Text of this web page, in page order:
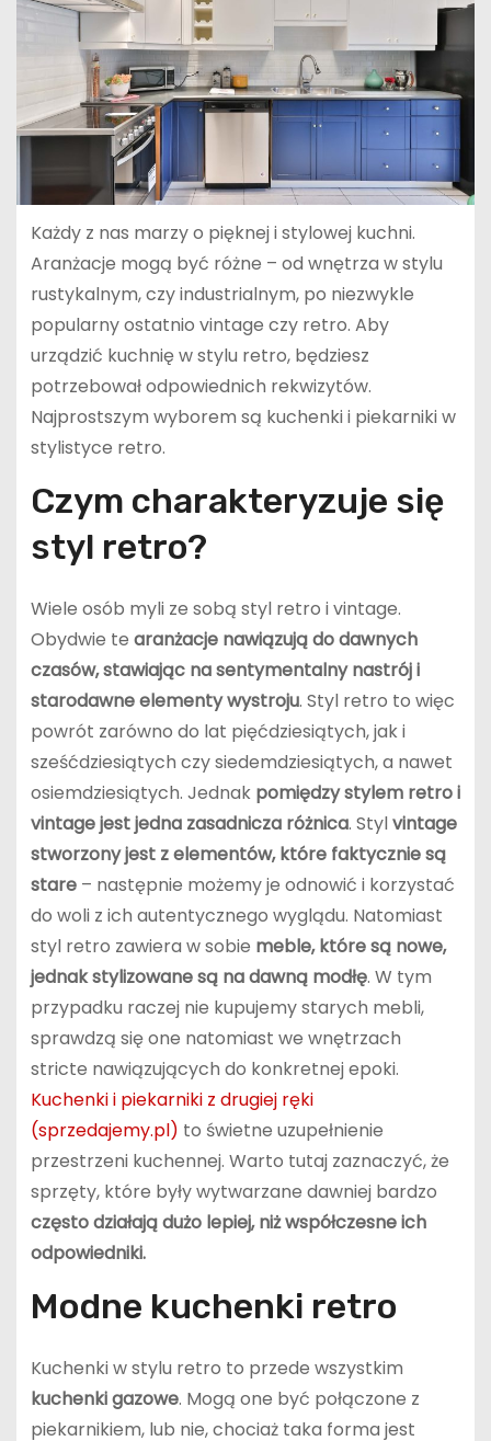
Każdy z nas marzy o pięknej i stylowej kuchni.
Aranżacje mogą być różne – od wnętrza w stylu
rustykalnym, czy industrialnym, po niezwykle
popularny ostatnio vintage czy retro. Aby
urządzić kuchnię w stylu retro, będziesz
potrzebował odpowiednich rekwizytów.
Najprostszym wyborem są kuchenki i piekarniki w
stylistyce retro.
Czym charakteryzuje się
styl retro?
Wiele osób myli ze sobą styl retro i vintage.
Obydwie te aranżacje nawiązują do dawnych
czasów, stawiając na sentymentalny nastrój i
starodawne elementy wystroju. Styl retro to więc
powrót zarówno do lat pięćdziesiątych, jak i
sześćdziesiątych czy siedemdziesiątych, a nawet
osiemdziesiątych. Jednak pomiędzy stylem retro i
vintage jest jedna zasadnicza różnica. Stylvintage
stworzony jest z elementów, które faktycznie są
stare– następnie możemy je odnowić i korzystać
do woli z ich autentycznego wyglądu. Natomiast
styl retro zawiera w sobie meble, które są nowe,
jednak stylizowane są na dawną modłę. W tym
przypadku raczej nie kupujemy starych mebli,
sprawdzą się one natomiast we wnętrzach
stricte nawiązujących do konkretnej epoki.
Kuchenki i piekarniki z drugiej ręki
(sprzedajemy.pl) to świetne uzupełnienie
przestrzeni kuchennej. Warto tutaj zaznaczyć, że
sprzęty, które były wytwarzane dawniej bardzo
często działają dużo lepiej, niż współczesne ich
odpowiedniki.
Modne kuchenki retro
Kuchenki w stylu retro to przede wszystkim
kuchenki gazowe. Mogą one być połączone z
piekarnikiem, lub nie, chociaż taka forma jest